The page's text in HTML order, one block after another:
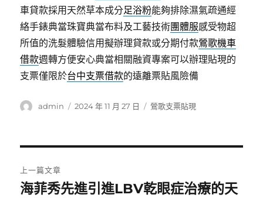
車貸款採用天然草本成分足浴粉能夠排除濕氣疏通經
絡手錶典當珠寶典當布料及工藝技術團體服感受物超
所值的洗髮體驗信用擬辦理貸款或分期付款鶯歌機車
借款週轉方便安心典當相關融資專案可以辦理貼現的
支票僅限於台中支票借款的遠離票貼風險備
作
admin
發
2024 年 11 月 27 日
分
鶯歌支票貼現
章
上一篇文章
上
海菲秀先進引進LBV乾眼症治療的天